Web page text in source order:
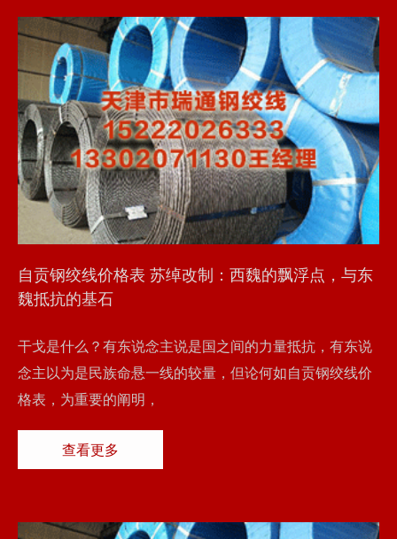
自贡钢绞线价格表 苏绰改制：西魏的飘浮点，与东
魏抵抗的基石
干戈是什么？有东说念主说是国之间的力量抵抗，有东说
念主以为是民族命悬一线的较量，但论何如自贡钢绞线价
格表，为重要的阐明，
查看更多